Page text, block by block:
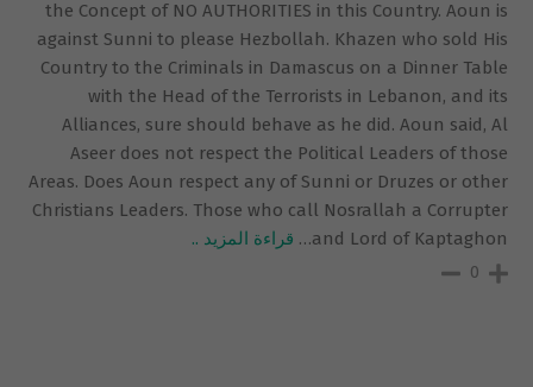
the Concept of NO AUTHORITIES in this Country. Aoun is
against Sunni to please Hezbollah. Khazen who sold His
Country to the Criminals in Damascus on a Dinner Table
with the Head of the Terrorists in Lebanon, and its
Alliances, sure should behave as he did. Aoun said, Al
Aseer does not respect the Political Leaders of those
Areas. Does Aoun respect any of Sunni or Druzes or other
Christians Leaders. Those who call Nosrallah a Corrupter
and Lord of Kaptaghon
… قراءة المزيد ..
0